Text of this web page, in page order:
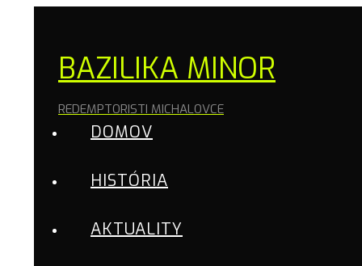
BAZILIKA MINOR
REDEMPTORISTI MICHALOVCE
DOMOV
HISTÓRIA
AKTUALITY